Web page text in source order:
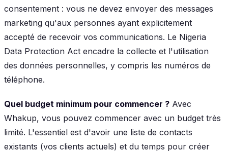
consentement : vous ne devez envoyer des messages
marketing qu'aux personnes ayant explicitement
accepté de recevoir vos communications. Le Nigeria
Data Protection Act encadre la collecte et l'utilisation
des données personnelles, y compris les numéros de
téléphone.
Quel budget minimum pour commencer ? Avec
Whakup, vous pouvez commencer avec un budget très
limité. L'essentiel est d'avoir une liste de contacts
existants (vos clients actuels) et du temps pour créer